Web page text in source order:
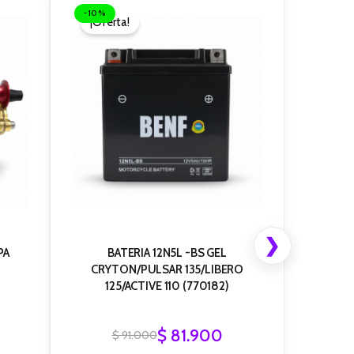
-10%
¡Oferta!
BATERIA 12N5L -BS GEL
CRYTON/PULSAR 135/LIBERO
125/ACTIVE 110 (770182)
$91.000
era:
$ 91.000.
$81.900
es:
$ 81.900.
❯